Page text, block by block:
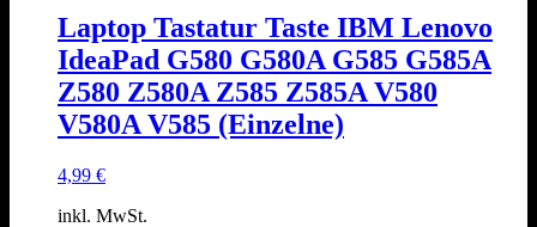
auf.
Die
Optionen
können
auf
der
Produktseite
Laptop Tastatur Taste IBM Lenovo
IdeaPad G580 G580A G585 G585A
Z580 Z580A Z585 Z585A V580
V580A V585 (Einzelne)
4,99 €
inkl. MwSt.